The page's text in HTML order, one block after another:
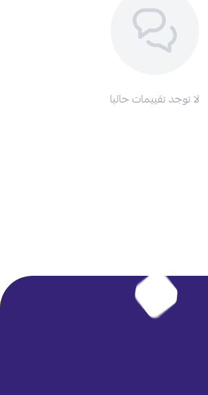
لا توجد تقييمات حاليا